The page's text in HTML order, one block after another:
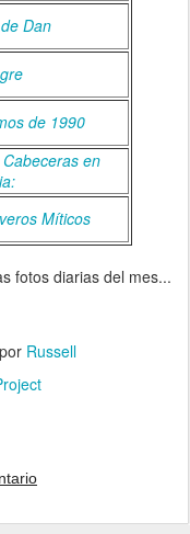
Dan
de 1990
en
Míticos
fotos diarias del mes...
por Russell